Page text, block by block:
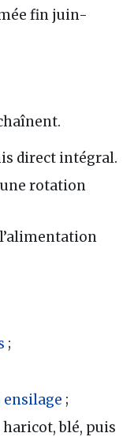
fin juin-
direct intégral.
rotation
;
ensilage ;
blé, puis